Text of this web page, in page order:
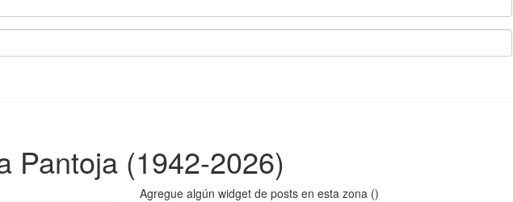
Pantoja (1942-2026)
Agregue algún widget de posts en esta zona ()